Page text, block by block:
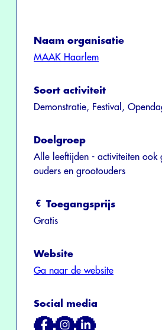
Naam organisatie
MAAK Haarlem
Soort activiteit
Demonstratie, Festival,
Doelgroep
Alle leeftijden - activiteiten ook
ouders en grootouders
Toegangsprijs
Gratis
Website
Ga naar de website
Social media